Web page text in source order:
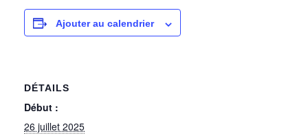
Ajouter au calendrier
DÉTAILS
Début :
26 juillet 2025